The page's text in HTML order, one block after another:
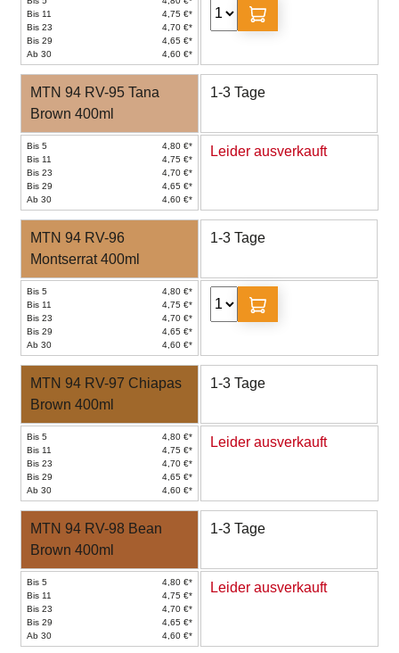
Bis 11
4,75 €*
Bis 23
4,70 €*
Bis 29
4,65 €*
Ab 30
4,60 €*
MTN 94 RV-95 Tana
Brown 400ml
1-3 Tage
Bis 5
4,80 €*
Bis 11
4,75 €*
Bis 23
4,70 €*
Bis 29
4,65 €*
Ab 30
4,60 €*
Leider ausverkauft
MTN 94 RV-96
Montserrat 400ml
1-3 Tage
Bis 5
4,80 €*
Bis 11
4,75 €*
Bis 23
4,70 €*
Bis 29
4,65 €*
Ab 30
4,60 €*
MTN 94 RV-97 Chiapas
Brown 400ml
1-3 Tage
Bis 5
4,80 €*
Bis 11
4,75 €*
Bis 23
4,70 €*
Bis 29
4,65 €*
Ab 30
4,60 €*
Leider ausverkauft
MTN 94 RV-98 Bean
Brown 400ml
1-3 Tage
Bis 5
4,80 €*
Bis 11
4,75 €*
Bis 23
4,70 €*
Bis 29
4,65 €*
Ab 30
4,60 €*
Leider ausverkauft